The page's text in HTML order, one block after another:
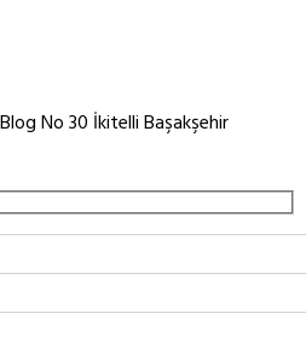
No 30 İkitelli Başakşehir